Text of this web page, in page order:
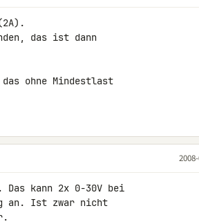
das ist dann
ohne Mindestlast
kann 2x 0-30V bei
an. Ist zwar nicht